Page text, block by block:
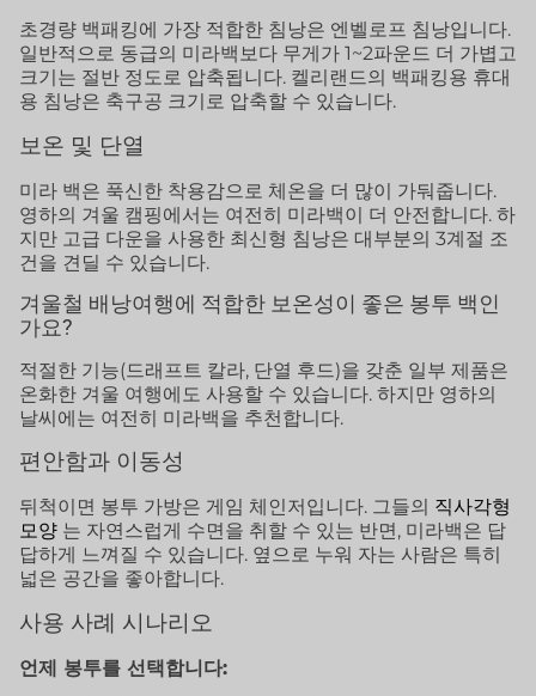
초경량 백패킹에 가장 적합한 침낭은 엔벨로프 침낭입니다.
일반적으로 동급의 미라백보다 무게가 1~2파운드 더 가볍고
크기는 절반 정도로 압축됩니다. 켈리랜드의 백패킹용 휴대
용 침낭은 축구공 크기로 압축할 수 있습니다.
보온 및 단열
미라 백은 푹신한 착용감으로 체온을 더 많이 가둬줍니다.
영하의 겨울 캠핑에서는 여전히 미라백이 더 안전합니다. 하
지만 고급 다운을 사용한 최신형 침낭은 대부분의 3계절 조
건을 견딜 수 있습니다.
겨울철 배낭여행에 적합한 보온성이 좋은 봉투 백인
가요?
적절한 기능(드래프트 칼라, 단열 후드)을 갖춘 일부 제품은
온화한 겨울 여행에도 사용할 수 있습니다. 하지만 영하의
날씨에는 여전히 미라백을 추천합니다.
편안함과 이동성
뒤척이면 봉투 가방은 게임 체인저입니다. 그들의 직사각형
모양 는 자연스럽게 수면을 취할 수 있는 반면, 미라백은 답
답하게 느껴질 수 있습니다. 옆으로 누워 자는 사람은 특히
넓은 공간을 좋아합니다.
사용 사례 시나리오
언제 봉투를 선택합니다: